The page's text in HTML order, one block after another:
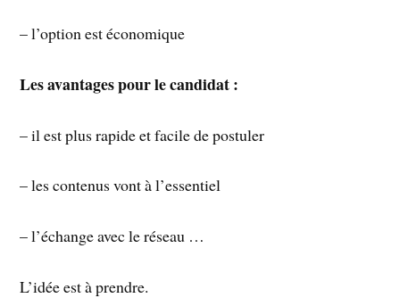
– l’option est économique
Les avantages pour le candidat :
– il est plus rapide et facile de postuler
– les contenus vont à l’essentiel
– l’échange avec le réseau …
L’idée est à prendre.